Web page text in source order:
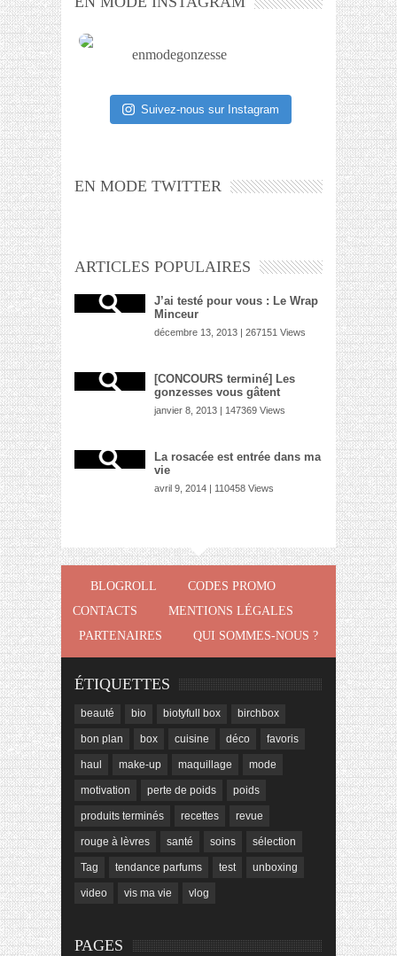
enmodegonzesse
Suivez-nous sur Instagram
EN MODE TWITTER
ARTICLES POPULAIRES
J’ai testé pour vous : Le Wrap
Minceur
décembre 13, 2013 | 267151 Views
[CONCOURS terminé] Les
gonzesses vous gâtent
janvier 8, 2013 | 147369 Views
La rosacée est entrée dans ma
vie
avril 9, 2014 | 110458 Views
BLOGROLL
CODES PROMO
CONTACTS
MENTIONS LÉGALES
PARTENAIRES
QUI SOMMES-NOUS ?
ÉTIQUETTES
beauté bio biotyfull box birchbox
bon plan box cuisine déco favoris
haul make-up maquillage mode
motivation perte de poids poids
produits terminés recettes revue
rouge à lèvres santé soins sélection
Tag tendance parfums test unboxing
video vis ma vie vlog
PAGES